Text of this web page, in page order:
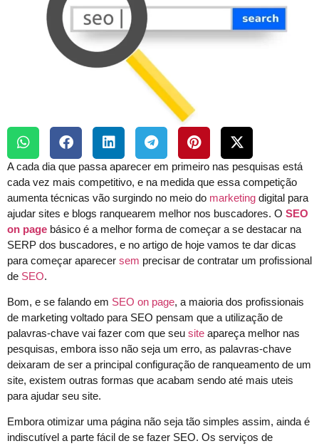
A cada dia que passa aparecer em primeiro nas pesquisas está
cada vez mais competitivo, e na medida que essa competição
aumenta técnicas vão surgindo no meio do marketing digital para
ajudar sites e blogs ranquearem melhor nos buscadores. O SEO
on page básico é a melhor forma de começar a se destacar na
SERP dos buscadores, e no artigo de hoje vamos te dar dicas
para começar aparecer sem precisar de contratar um profissional
de SEO.
Bom, e se falando em SEO on page, a maioria dos profissionais
de marketing voltado para SEO pensam que a utilização de
palavras-chave vai fazer com que seu site apareça melhor nas
pesquisas, embora isso não seja um erro, as palavras-chave
deixaram de ser a principal configuração de ranqueamento de um
site, existem outras formas que acabam sendo até mais uteis
para ajudar seu site.
Embora otimizar uma página não seja tão simples assim, ainda é
indiscutível a parte fácil de se fazer SEO. Os serviços de